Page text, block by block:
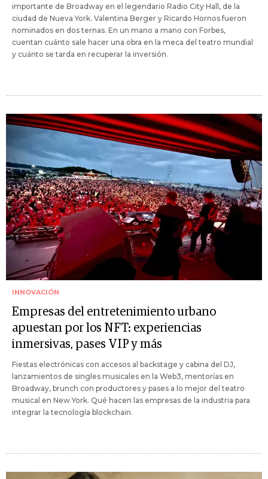
importante de Broadway en el legendario Radio City Hall, de la
ciudad de Nueva York. Valentina Berger y Ricardo Hornos fueron
nominados en dos ternas. En un mano a mano con Forbes,
cuentan cuánto sale hacer una obra en la meca del teatro mundial
y cuánto se tarda en recuperar la inversión.
INNOVACIÓN
Empresas del entretenimiento urbano
apuestan por los NFT: experiencias
inmersivas, pases VIP y más
Fiestas electrónicas con accesos al backstage y cabina del DJ,
lanzamientos de singles musicales en la Web3, mentorías en
Broadway, brunch con productores y pases a lo mejor del teatro
musical en New York. Qué hacen las empresas de la industria para
integrar la tecnología blockchain.